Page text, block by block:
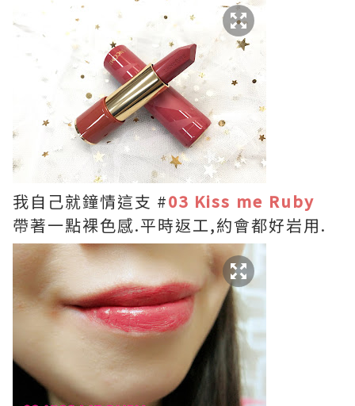
我自己就鐘情這支 #03 Kiss me Ruby
帶著一點裸色感.平時返工,約會都好岩用.